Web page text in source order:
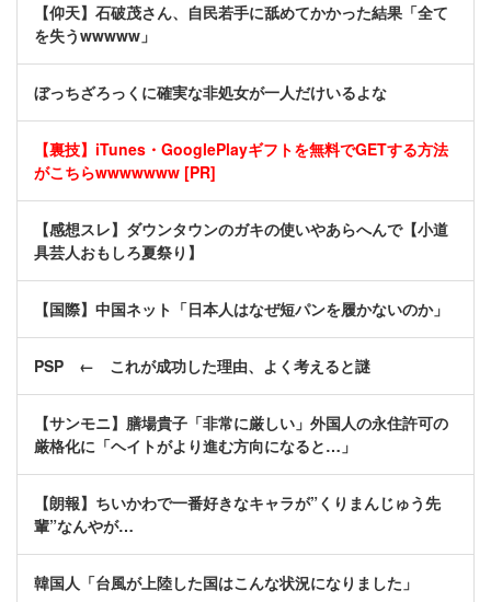
【仰天】石破茂さん、自民若手に舐めてかかった結果「全て
を失うwwwww」
ぼっちざろっくに確実な非処女が一人だけいるよな
【裏技】iTunes・GooglePlayギフトを無料でGETする方法
がこちらwwwwwww [PR]
【感想スレ】ダウンタウンのガキの使いやあらへんで【小道
具芸人おもしろ夏祭り】
【国際】中国ネット「日本人はなぜ短パンを履かないのか」
PSP ← これが成功した理由、よく考えると謎
【サンモニ】膳場貴子「非常に厳しい」外国人の永住許可の
厳格化に「ヘイトがより進む方向になると…」
【朗報】ちいかわで一番好きなキャラが”くりまんじゅう先
輩”なんやが…
韓国人「台風が上陸した国はこんな状況になりました」